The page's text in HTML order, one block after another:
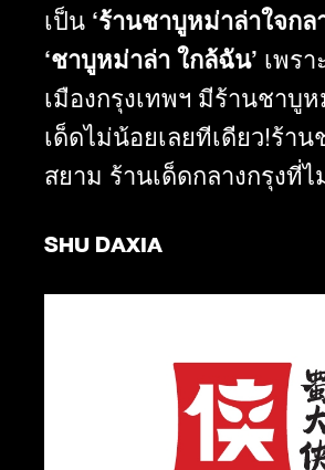
เป็น ‘ร้านชาบูหม่าล่าใจกล
‘ชาบูหม่าล่า ใกล้ฉัน’ เพรา
เมืองกรุงเทพฯ มีร้านชาบู
เด็ดไม่น้อยเลยทีเดียว!ร้า
สยาม ร้านเด็ดกลางกรุงที่
SHU DAXIA